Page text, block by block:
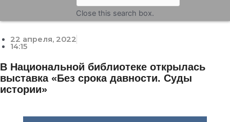
Close this search box.
22 апреля, 2022
14:15
В Национальной библиотеке открылась
выставка «Без срока давности. Суды
истории»